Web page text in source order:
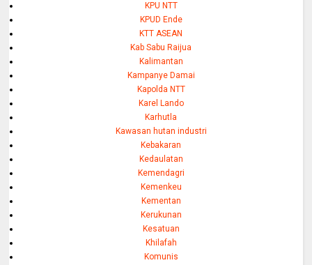
KPU NTT
KPUD Ende
KTT ASEAN
Kab Sabu Raijua
Kalimantan
Kampanye Damai
Kapolda NTT
Karel Lando
Karhutla
Kawasan hutan industri
Kebakaran
Kedaulatan
Kemendagri
Kemenkeu
Kementan
Kerukunan
Kesatuan
Khilafah
Komunis